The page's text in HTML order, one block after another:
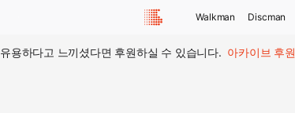
Walkman Discman
유용하다고 느끼셨다면 후원하실 수 있습니다. 아카이브 후원